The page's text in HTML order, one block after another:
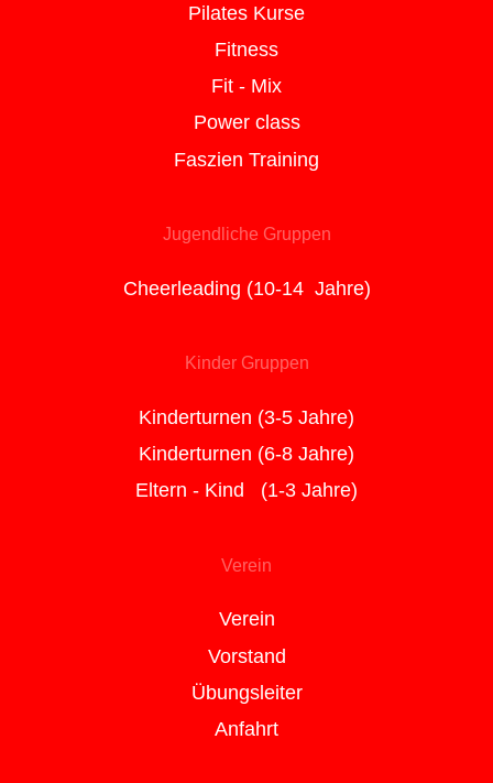
Pilates Kurse
Fitness
Fit - Mix
Power class
Faszien Training
Jugendliche Gruppen
Cheerleading (10-14 Jahre)
Kinder Gruppen
Kinderturnen (3-5 Jahre)
Kinderturnen (6-8 Jahre)
Eltern - Kind (1-3 Jahre)
Verein
Verein
Vorstand
Übungsleiter
Anfahrt